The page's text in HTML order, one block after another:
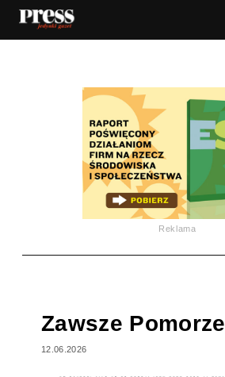
Reklama
Zawsze Pomorze
12.06.2026